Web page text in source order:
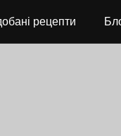
рецепти